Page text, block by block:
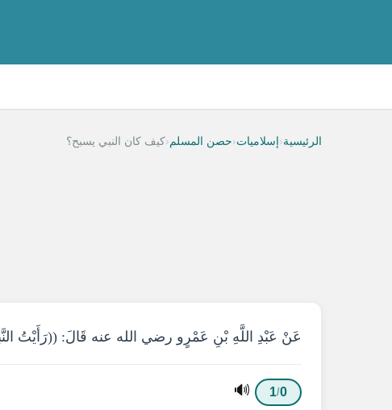
الرئيسية‹ إسلاميات‹حصن المسلم‹كيف كان النبي يسبح؟
عَنْ عَبْدِ اللَّهِ بْنِ عَمْرٍو رضي الله عنه قَالَ: ((رَأَيْتُ
0
/
1
🔊